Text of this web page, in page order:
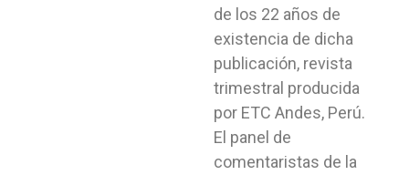
de los 22 años de
existencia de dicha
publicación, revista
trimestral producida
por ETC Andes, Perú.
El panel de
comentaristas de la